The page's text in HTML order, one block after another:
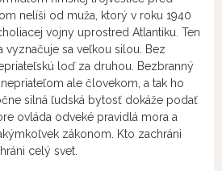
nelíši od muža, ktorý v roku 1940
vojny uprostred Atlantiku. Ten
vyznačuje sa veľkou silou. Bez
loď za druhou. Bezbranný
ale človekom, a tak ho
silná ľudská bytosť dokáže podať
ovláda odveké pravidlá mora a
zákonom. Kto zachráni
celý svet.